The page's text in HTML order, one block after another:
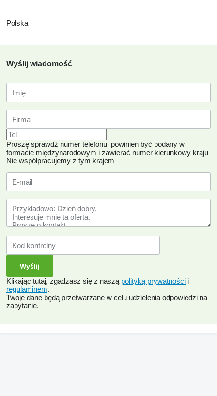
Polska
Wyślij wiadomość
Proszę sprawdź numer telefonu: powinien być podany w
formacie międzynarodowym i zawierać numer kierunkowy kraju
Nie współpracujemy z tym krajem
Klikając tutaj, zgadzasz się z naszą polityką prywatności i
regulaminem.
Twoje dane będą przetwarzane w celu udzielenia odpowiedzi na
zapytanie.